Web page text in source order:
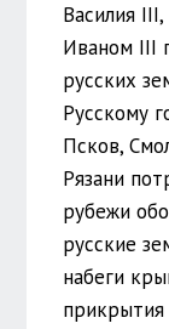
Василия
Иваном III
русских
Русскому
Псков,
Рязани
рубежи
русские
набеги